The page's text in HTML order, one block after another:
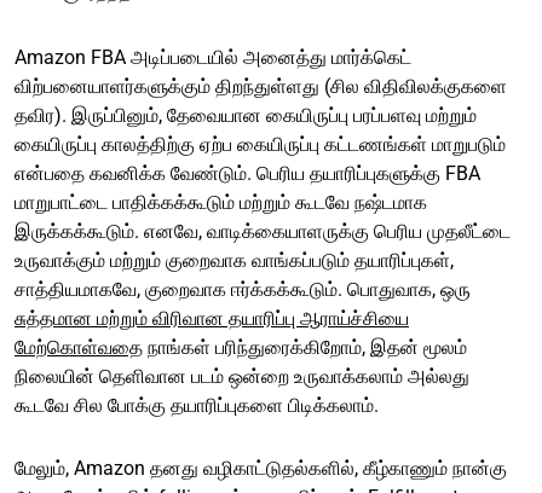
Amazon FBA அடிப்படையில் அனைத்து மார்க்கெட்
விற்பனையாளர்களுக்கும் திறந்துள்ளது (சில விதிவிலக்குகளை
தவிர). இருப்பினும், தேவையான கையிருப்பு பரப்பளவு மற்றும்
கையிருப்பு காலத்திற்கு ஏற்ப கையிருப்பு கட்டணங்கள் மாறுபடும்
என்பதை கவனிக்க வேண்டும். பெரிய தயாரிப்புகளுக்கு FBA
மாறுபாட்டை பாதிக்கக்கூடும் மற்றும் கூடவே நஷ்டமாக
இருக்கக்கூடும். எனவே, வாடிக்கையாளருக்கு பெரிய முதலீட்டை
உருவாக்கும் மற்றும் குறைவாக வாங்கப்படும் தயாரிப்புகள்,
சாத்தியமாகவே, குறைவாக ஈர்க்கக்கூடும். பொதுவாக, ஒரு
சுத்தமான மற்றும் விரிவான தயாரிப்பு ஆராய்ச்சியை
மேற்கொள்வதை நாங்கள் பரிந்துரைக்கிறோம், இதன் மூலம்
நிலையின் தெளிவான படம் ஒன்றை உருவாக்கலாம் அல்லது
கூடவே சில போக்கு தயாரிப்புகளை பிடிக்கலாம்.
மேலும், Amazon தனது வழிகாட்டுதல்களில், கீழ்காணும் நான்கு